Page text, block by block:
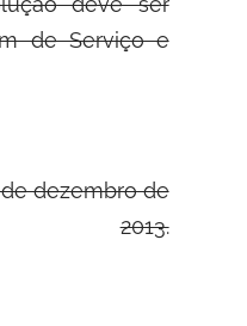
de Serviço e
de dezembro de
2013.